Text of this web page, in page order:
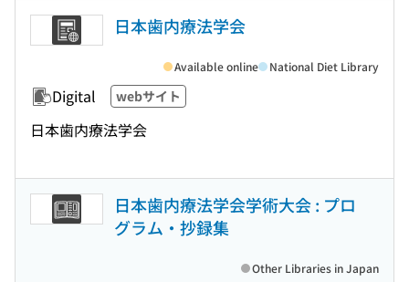
日本歯内療法学会
Digital webサイト
日本歯内療法学会
Available online National Diet Library
日本歯内療法学会学術大会 : プロ
グラム・抄録集
Other Libraries in Japan